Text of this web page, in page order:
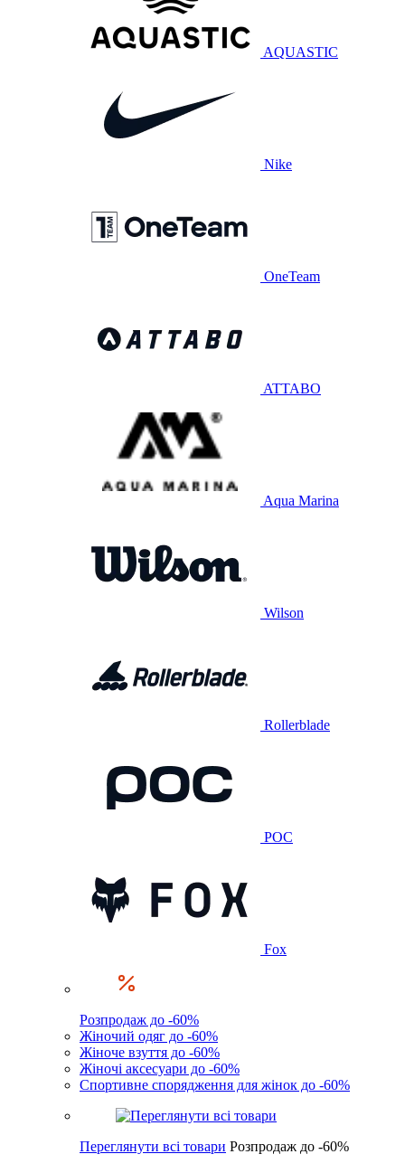
AQUASTIC
Nike
OneTeam
ATTABO
Aqua Marina
Wilson
Rollerblade
POC
Fox
Розпродаж до -60%
Жіночий одяг до -60%
Жіноче взуття до -60%
Жіночі аксесуари до -60%
Спортивне спорядження для жінок до -60%
Переглянути всі товари Розпродаж до -60%